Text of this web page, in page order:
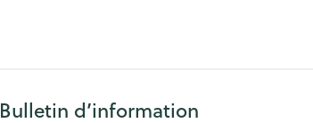
Bulletin d’information